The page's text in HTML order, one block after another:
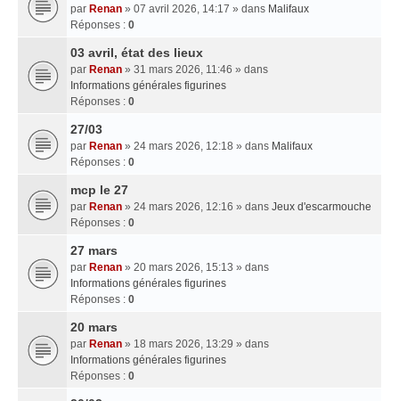
par Renan » 07 avril 2026, 14:17 » dans Malifaux
Réponses : 0
03 avril, état des lieux
par Renan » 31 mars 2026, 11:46 » dans
Informations générales figurines
Réponses : 0
27/03
par Renan » 24 mars 2026, 12:18 » dans Malifaux
Réponses : 0
mcp le 27
par Renan » 24 mars 2026, 12:16 » dans Jeux d'escarmouche
Réponses : 0
27 mars
par Renan » 20 mars 2026, 15:13 » dans
Informations générales figurines
Réponses : 0
20 mars
par Renan » 18 mars 2026, 13:29 » dans
Informations générales figurines
Réponses : 0